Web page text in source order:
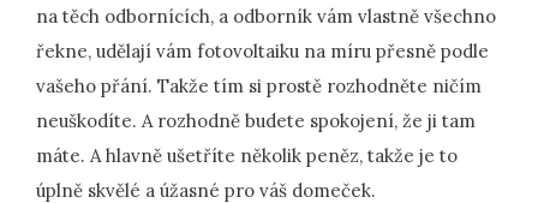
na těch odbornících, a odborník vám vlastně všechno
řekne, udělají vám fotovoltaiku na míru přesně podle
vašeho přání. Takže tím si prostě rozhodněte ničím
neuškodíte. A rozhodně budete spokojení, že ji tam
máte. A hlavně ušetříte několik peněz, takže je to
úplně skvělé a úžasné pro váš domeček.